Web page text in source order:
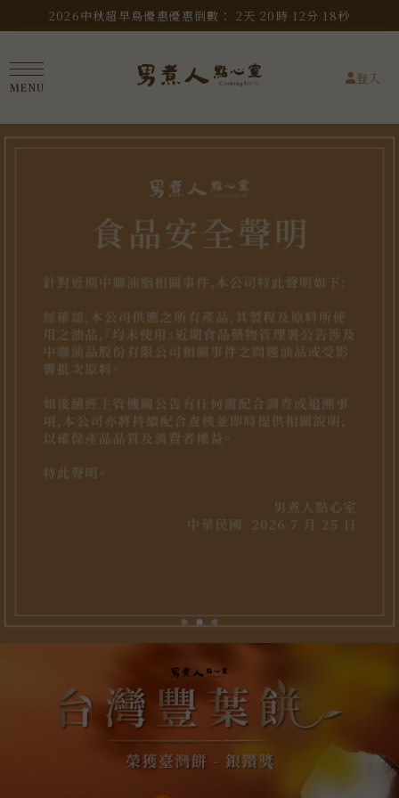
2026中秋超早鳥優惠優惠倒數：2天20 時 12分 17秒
登入
台北甜點團購
土城甜點團購
板橋甜點團購